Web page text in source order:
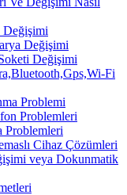
Değişimi
Değişimi
Değişimi
Fi
Problemi
Problemleri
Problemleri
Cihaz Çözümleri
veya Dokunmatik